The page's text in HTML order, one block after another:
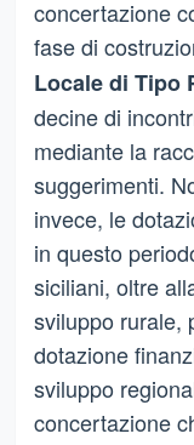
concertazione
fase di
Locale di Tipo
decine di
mediante la
suggerimenti.
invece, le
in questo
siciliani, oltre
sviluppo rurale,
dotazione
sviluppo
concertazione